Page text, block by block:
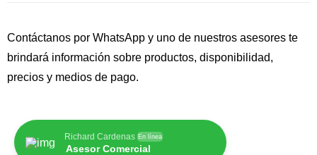
Contáctanos por WhatsApp y uno de nuestros asesores te
brindará información sobre productos, disponibilidad,
precios y medios de pago.
Richard Cardenas En línea
Asesor Comercial